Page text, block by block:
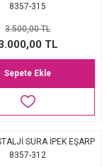
8357-315
3.500,00 TL
TL
Sepete Ekle
SURA İPEK EŞARP
8357-312